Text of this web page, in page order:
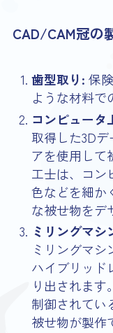
CAD/CAM冠の
歯型取り: 保
ような材料で
コンピュータ
取得した3D
アを使用して
工士は、コン
色などを細か
な被せ物をデ
ミリングマシ
ミリングマ
ハイブリッド
り出されま
制御されてい
被せ物が製作